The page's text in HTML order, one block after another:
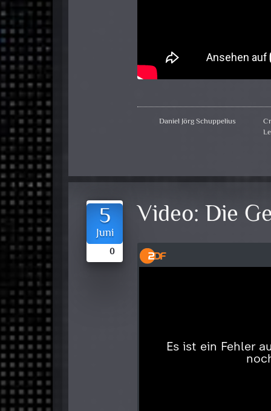
Daniel Jörg Schuppelius
5
Juni
0
Video: Die